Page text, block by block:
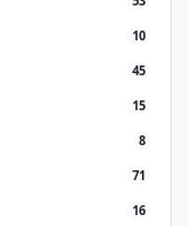
10
45
15
8
71
16